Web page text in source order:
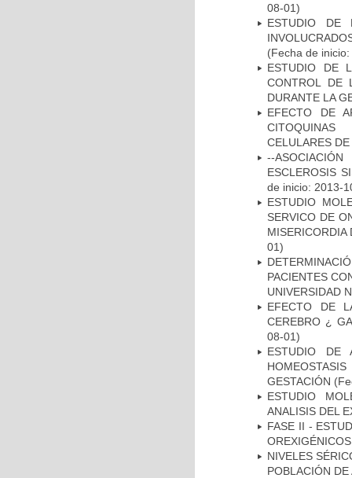
08-01)
ESTUDIO DE
(Fecha de
ESTUDIO DE
CONTROL DE
DURANTE LA
EFECTO DE
CITOQUINAS
CELULARES
--
ESCLEROSIS
de inicio: 2013-
ESTUDIO
SERVICO DE
01)
PACIENTES
UNIVERSIDAD
EFECTO DE
CEREBRO ¿
08-01)
ESTUDIO DE
GESTACIÓN
ESTUDIO
ANALISIS DEL
FASE II -
NIVELES
POBLACIÓN